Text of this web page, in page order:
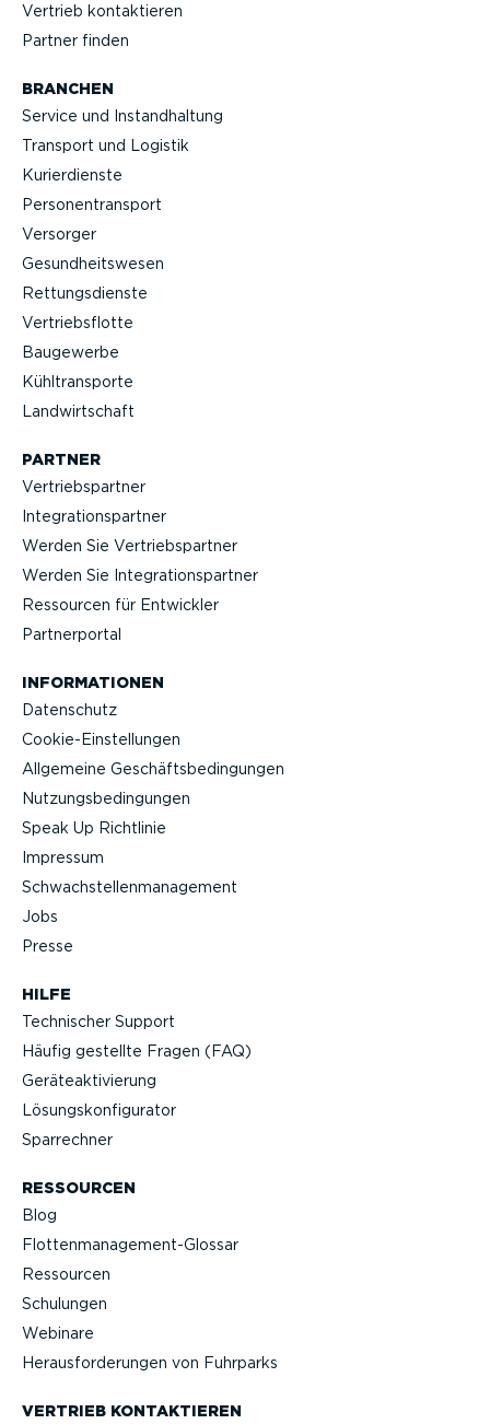
Vertrieb kontak­tieren
Partner finden
BRANCHEN
Service und Instand­haltung
Transport und Logistik
Kurier­dienste
Perso­nen­transport
Versorger
Gesund­heits­wesen
Rettungs­dienste
Vertriebs­flotte
Baugewerbe
Kühltrans­porte
Landwirt­schaft
VERTRIEB KONTAK­TIEREN
HILFE
Technischer Support
Häufig gestellte Fragen (FAQ)
Geräteak­ti­vierung
Lösungs­kon­fi­gu­rator
Sparrechner
RESSOURCEN
Blog
Flotten­management-Glossar
Ressourcen
Schulungen
Webinare
Heraus­for­de­rungen von Fuhrparks
PARTNER
Vertriebs­partner
Integra­ti­ons­partner
Werden Sie Vertriebs­partner
Werden Sie Integra­ti­ons­partner
Ressourcen für Entwickler
Partner­portal
INFOR­MA­TIONEN
Datenschutz
Cookie-Ein­stel­lungen
Allgemeine Geschäfts­be­din­gungen
Nutzungs­be­din­gungen
Speak Up Richtlinie
Impressum
Schwach­stel­len­ma­nagement
Jobs
Presse